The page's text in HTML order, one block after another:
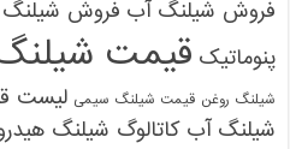
فروش شیلنگ آب فروش
پنوماتیک قیمت
شیلنگ روغن قیمت شیلنگ سیمی لیست
شیلنگ آب کاتالوگ شیلنگ